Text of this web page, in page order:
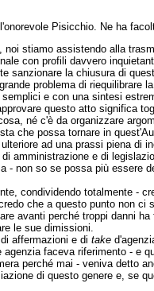
Pisicchio. Ne ha
noi stiamo assistendo alla
con profili davvero
sanzionare la chiusura di
problema di riequilibrare
e con una sintesi
questo atto significa
né c'è da organizzare
che possa tornare in
ad una prassi piena di
amministrazione e di
- non so se possa più
condividendo totalmente -
che a questo punto non
avanti perché troppi danni
le sue dimissioni.
affermazioni e ditake
faceva riferimento - e
perché mai - veniva detto
di questo genere e, se